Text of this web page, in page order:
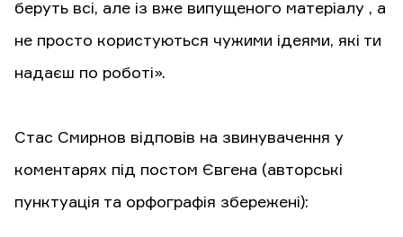
беруть всі, але із вже випущеного матеріалу , а
не просто користуються чужими ідеями, які ти
надаєш по роботі».
Стас Смирнов відповів на звинувачення у
коментарях під постом Євгена (авторські
пунктуація та орфографія збережені):